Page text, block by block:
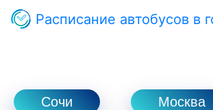
Расписание автобусов в
Сочи Москва